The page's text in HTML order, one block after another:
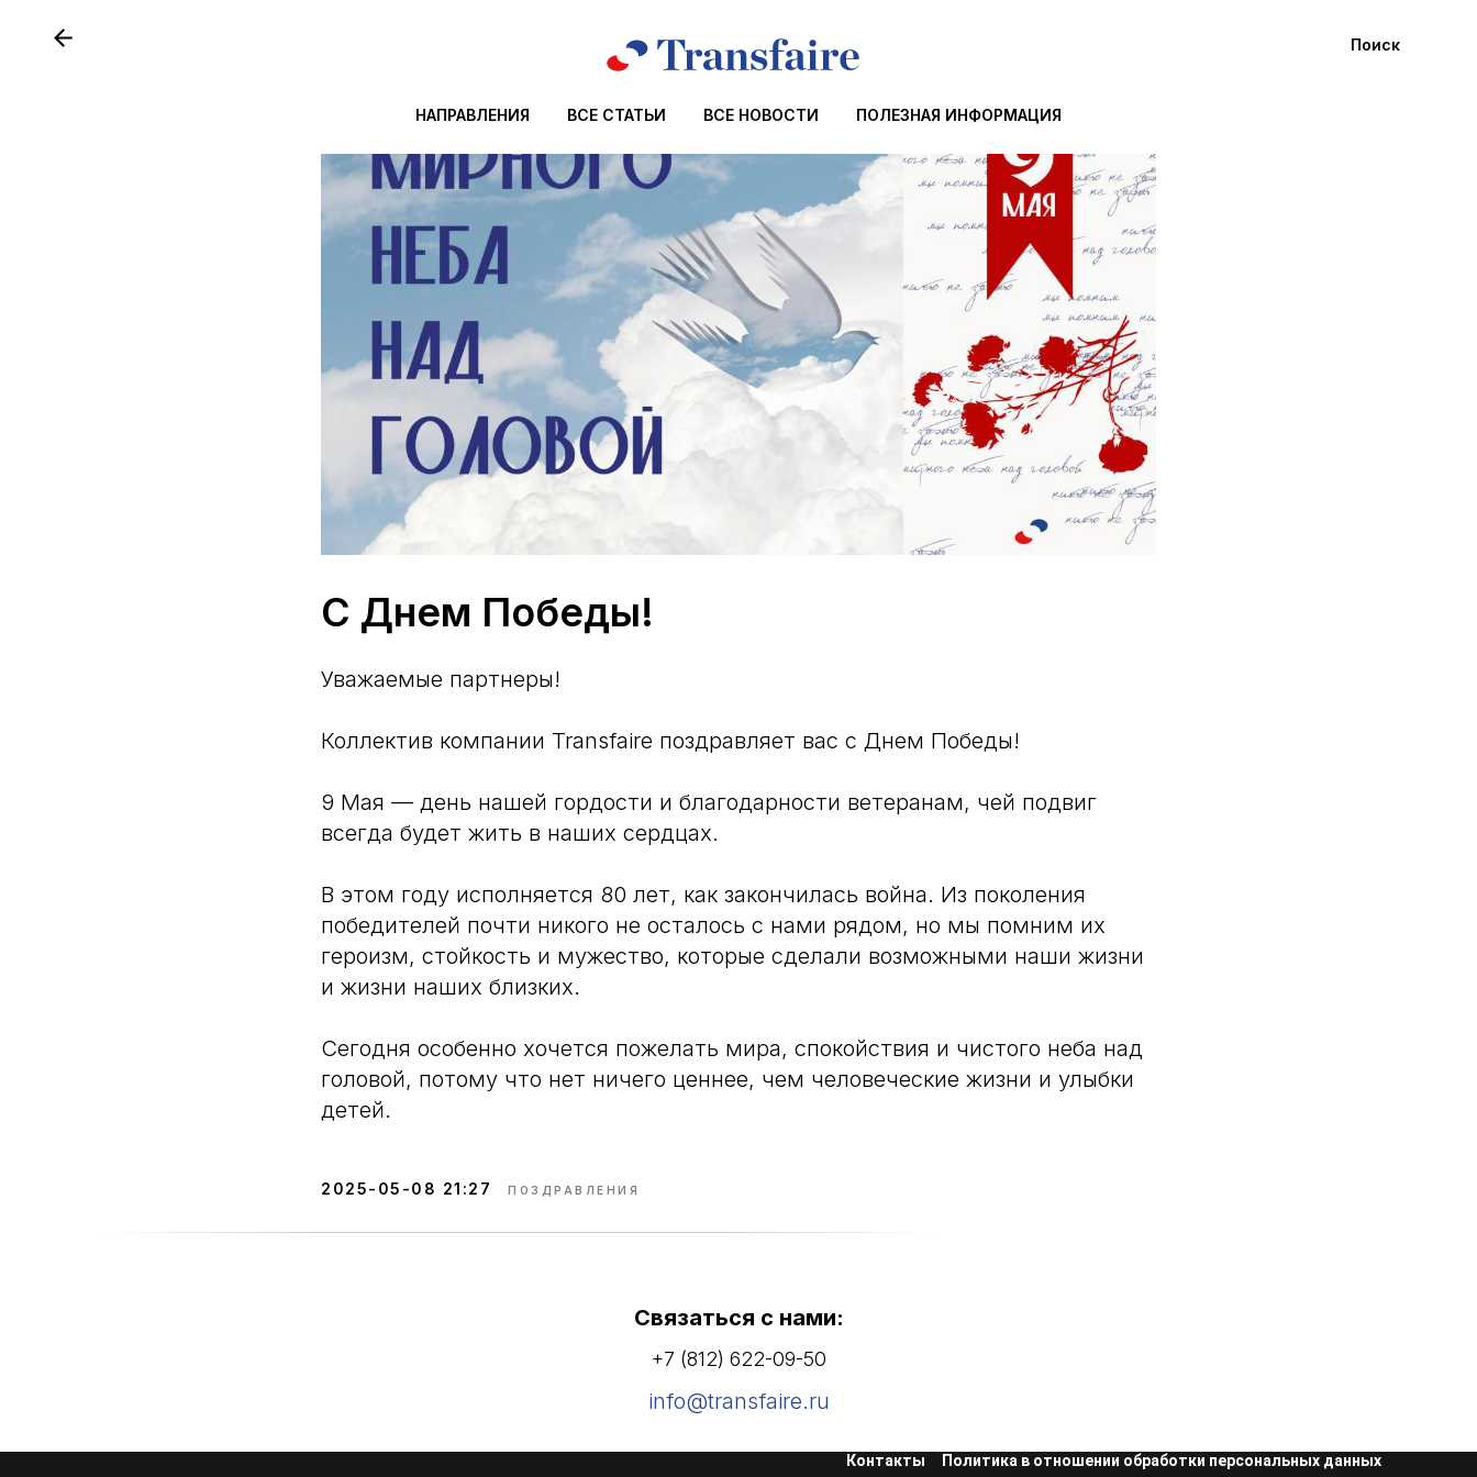
Поиск
НАПРАВЛЕНИЯ ВСЕ СТАТЬИ ВСЕ НОВОСТИ ПОЛЕЗНАЯ ИНФОРМАЦИЯ
С Днем Победы!
Уважаемые партнеры!
Коллектив компании Transfaire поздравляет вас с Днем Победы!
9 Мая — день нашей гордости и благодарности ветеранам, чей подвиг
всегда будет жить в наших сердцах.
В этом году исполняется 80 лет, как закончилась война. Из поколения
победителей почти никого не осталось с нами рядом, но мы помним их
героизм, стойкость и мужество, которые сделали возможными наши жизни
и жизни наших близких.
Сегодня особенно хочется пожелать мира, спокойствия и чистого неба над
головой, потому что нет ничего ценнее, чем человеческие жизни и улыбки
детей.
2025-05-08 21:27 ПОЗДРАВЛЕНИЯ
Связаться с нами:
+7 (812) 622-09-50
info@transfaire.ru
Контакты Политика в отношении обработки персональных данных